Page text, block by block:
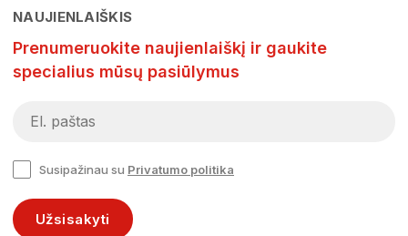
NAUJIENLAIŠKIS
Prenumeruokite naujienlaiškį ir gaukite
specialius mūsų pasiūlymus
Susipažinau su Privatumo politika
Užsisakyti